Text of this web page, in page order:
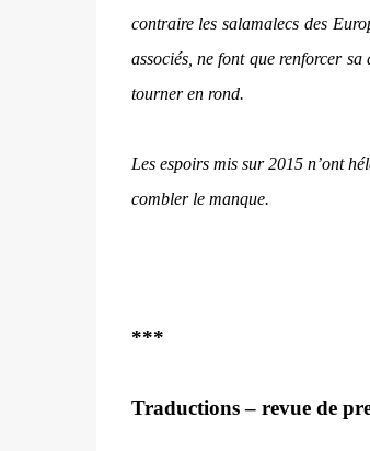
contraire les salamalecs des
associés, ne font que renforcer
tourner en rond.
Les espoirs mis sur 2015 n’ont
combler le manque.
***
Traductions – revue de